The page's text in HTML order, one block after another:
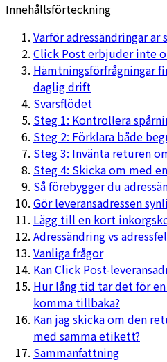
Innehållsförteckning
Varför adressändringar
Click Post erbjuder inte
Hämtningsförfrågningar
daglig drift
Svarsflödet
Steg 1: Kontrollera
Steg 2: Förklara både
Steg 3: Invänta returen
Steg 4: Skicka om med
Så förebygger du
Gör leveransadressen
Lägg till en kort
Adressändring vs adressfel
Vanliga frågor
Kan Click Post-
Hur lång tid tar det för
komma tillbaka?
Kan jag skicka om den
med samma etikett?
Sammanfattning